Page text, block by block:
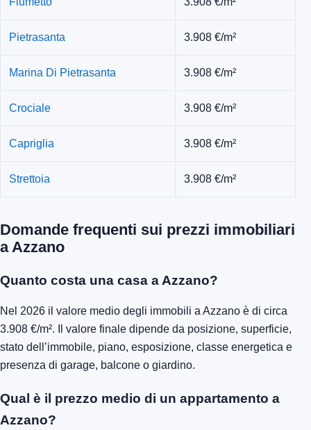
Pietrasanta 3.908 €/m²
Marina Di Pietrasanta 3.908 €/m²
Crociale 3.908 €/m²
Capriglia 3.908 €/m²
Strettoia 3.908 €/m²
Domande frequenti sui prezzi immobiliari
a Azzano
Quanto costa una casa a Azzano?
Nel 2026 il valore medio degli immobili a Azzano è di circa
3.908 €/m². Il valore finale dipende da posizione, superficie,
stato dell’immobile, piano, esposizione, classe energetica e
presenza di garage, balcone o giardino.
Qual è il prezzo medio di un appartamento a
Azzano?